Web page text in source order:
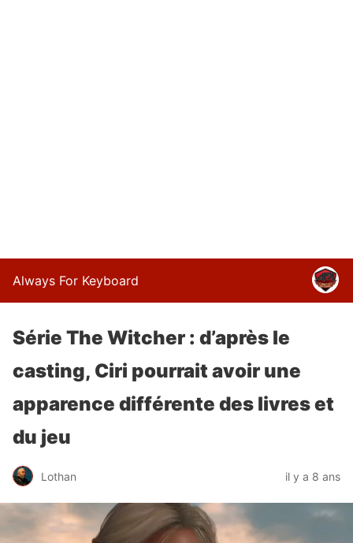
Always For Keyboard
Série The Witcher : d’après le
casting, Ciri pourrait avoir une
apparence différente des livres et
du jeu
Lothan il y a 8 ans